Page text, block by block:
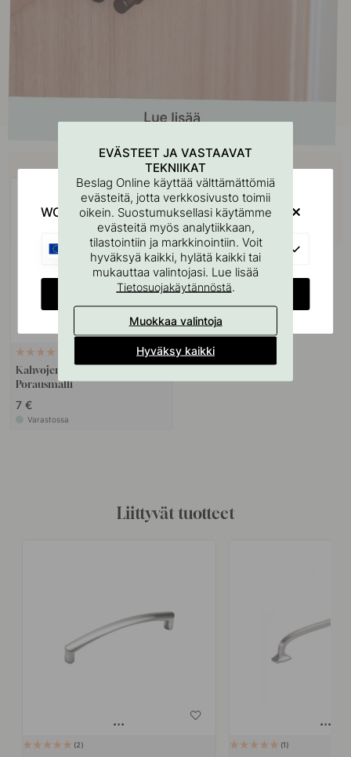
Osta yhdessä
Kahvojen Ja Nuppien
Porausmalli
7 €
Varastossa
Liittyvät tuotteet
2 1
EVÄSTEET JA VASTAAVAT
TEKNIIKAT
Beslag Online käyttää välttämättömiä
evästeitä, jotta verkkosivusto toimii
oikein. Suostumuksellasi käytämme
evästeitä myös analytiikkaan,
tilastointiin ja markkinointiin. Voit
hyväksyä kaikki, hylätä kaikki tai
mukauttaa valintojasi. Lue lisää
Tietosuojakäytännöstä.
Muokkaa valintoja
Hyväksy kaikki
WOULD YOU RATHER VISIT?
EU
CHANGE COUNTRY